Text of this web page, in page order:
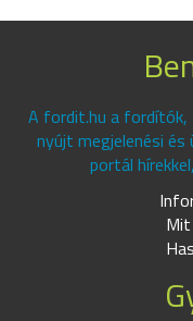
A fordit.hu a
nyújt megjelenési
portál